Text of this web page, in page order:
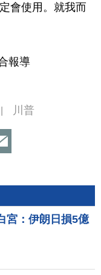
會使用。就我而
報導
川普
宮：伊朗日損5億